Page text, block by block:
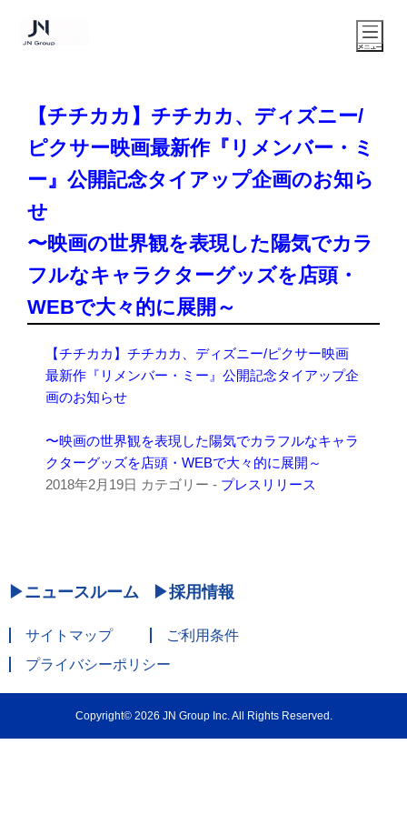
【チチカカ】チチカカ、ディズニー/
ピクサー映画最新作『リメンバー・ミ
ー』公開記念タイアップ企画のお知ら
せ
〜映画の世界観を表現した陽気でカラ
フルなキャラクターグッズを店頭・
WEBで大々的に展開～
【チチカカ】チチカカ、ディズニー/ピクサー映画
最新作『リメンバー・ミー』公開記念タイアップ企
画のお知らせ
〜映画の世界観を表現した陽気でカラフルなキャラ
クターグッズを店頭・WEBで大々的に展開～
2018年2月19日 カテゴリー - プレスリリース
ニュースルーム 採用情報
サイトマップ
ご利用条件
プライバシーポリシー
Copyright© 2026 JN Group Inc. All Rights Reserved.